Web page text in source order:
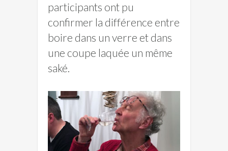
participants ont pu
confirmer la différence entre
boire dans un verre et dans
une coupe laquée un même
saké.